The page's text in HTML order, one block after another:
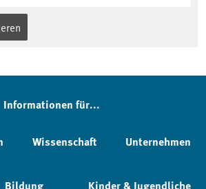
Informationen für...
Wissenschaft Unternehmen
Bildung Kinder & Jugendliche